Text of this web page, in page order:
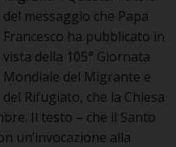
del messaggio che Papa
Francesco ha pubblicato in
vista della 105° Giornata
Mondiale del Migrante e
del Rifugiato, che la Chiesa
Il testo – che il Santo
un’invocazione alla